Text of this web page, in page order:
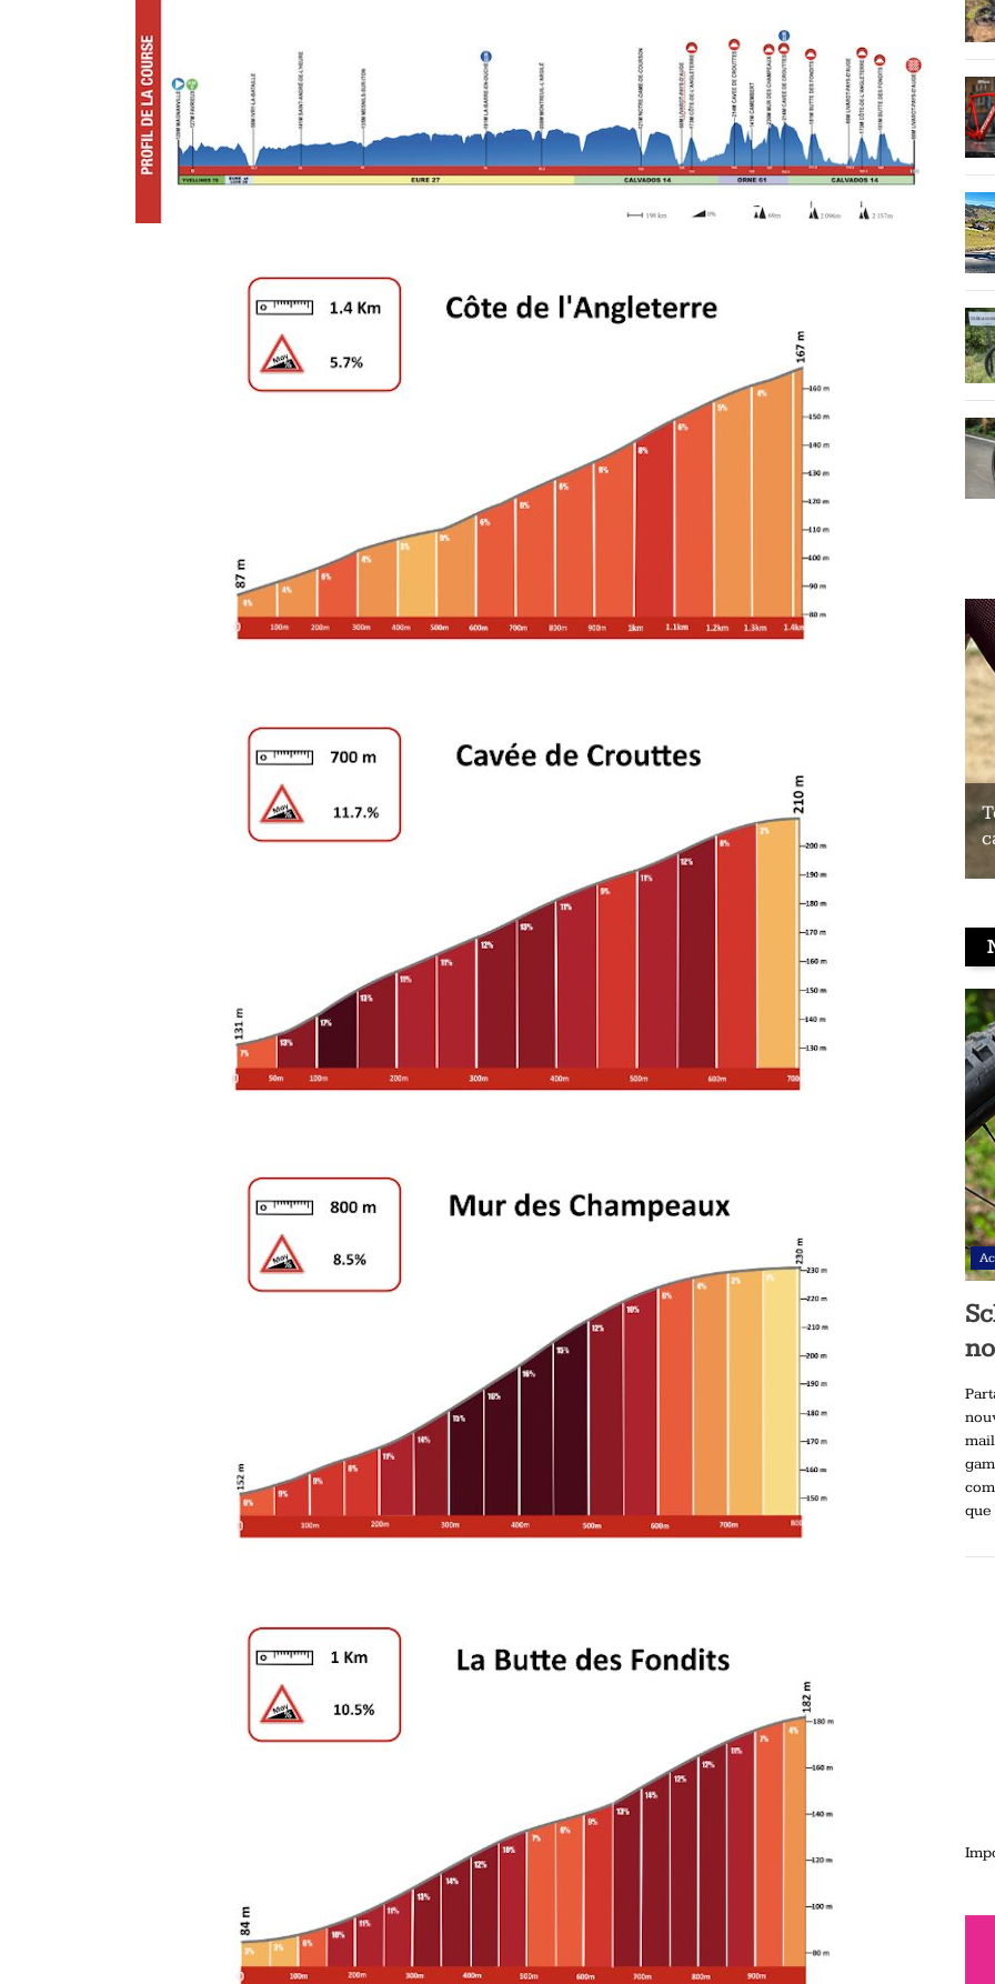
Test du Coospo HW9 : un brassard
cardio à prix contenu
que